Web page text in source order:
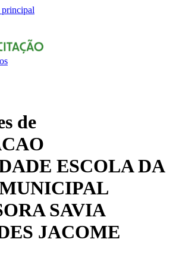
principal
de
ESCOLA DA
SAVIA
JACOME